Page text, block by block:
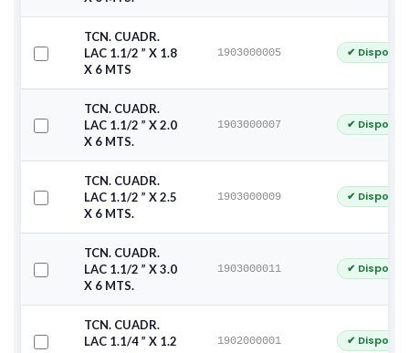
TCN. CUADR.
LAC 1.1/2 ” X 1.8
X 6 MTS
1903000005 ✔
TCN. CUADR.
LAC 1.1/2 ” X 2.0
X 6 MTS.
1903000007 ✔
TCN. CUADR.
LAC 1.1/2 ” X 2.5
X 6 MTS.
1903000009 ✔
TCN. CUADR.
LAC 1.1/2 ” X 3.0
X 6 MTS.
1903000011 ✔
TCN. CUADR.
LAC 1.1/4 ” X 1.2
1902000001 ✔